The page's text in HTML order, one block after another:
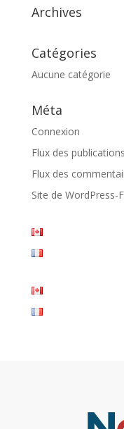
Archives
Catégories
Aucune catégorie
Méta
Connexion
Flux des publications
Flux des
Site de WordPress-